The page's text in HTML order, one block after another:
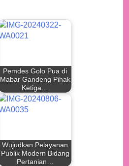
Pemdes Golo Pua di
Mabar Gandeng Pihak
Ketiga…
Wujudkan Pelayanan
Publik Modern Bidang
Pertanian…